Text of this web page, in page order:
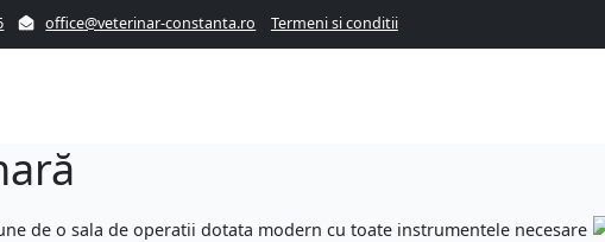
office@veterinar-constanta.ro Termeni si conditii
de o sala de operatii dotata modern cu toate instrumentele necesare